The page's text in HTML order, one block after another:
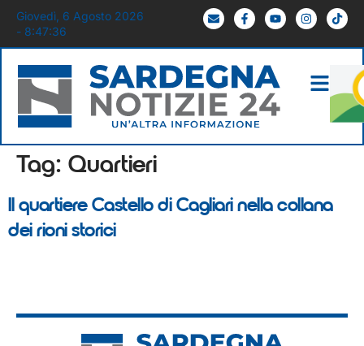
Giovedì, 6 Agosto 2026
- 8:47:37
Tag: Quartieri
Il quartiere Castello di Cagliari nella collana
dei rioni storici